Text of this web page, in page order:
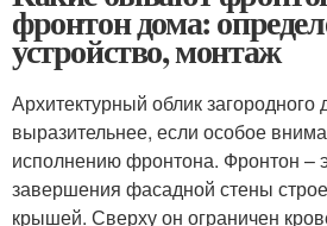
фронтон дома:
устройство, монтаж
Архитектурный облик
выразительнее, если особое
исполнению фронтона. Фронтон –
завершения фасадной стены
крышей. Сверху он ограничен